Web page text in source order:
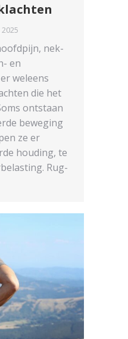
nek-
en
weleens
die het
ontstaan
beweging
ze er
houding, te
Rug-